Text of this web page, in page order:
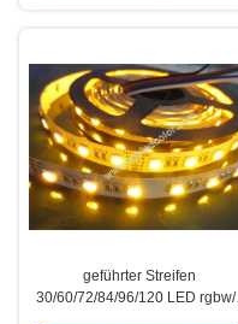
geführter Streifen
30/60/72/84/96/120 LED rgbw/y